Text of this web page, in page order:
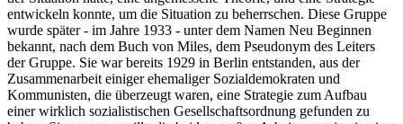
entwickeln konnte, um die Situation zu beherrschen. Diese Gruppe
wurde später - im Jahre 1933 - unter dem Namen Neu Beginnen
bekannt, nach dem Buch von Miles, dem Pseudonym des Leiters
der Gruppe. Sie war bereits 1929 in Berlin entstanden, aus der
Zusammenarbeit einiger ehemaliger Sozialdemokraten und
Kommunisten, die überzeugt waren, eine Strategie zum Aufbau
einer wirklich sozialistischen Gesellschaftsordnung gefunden zu